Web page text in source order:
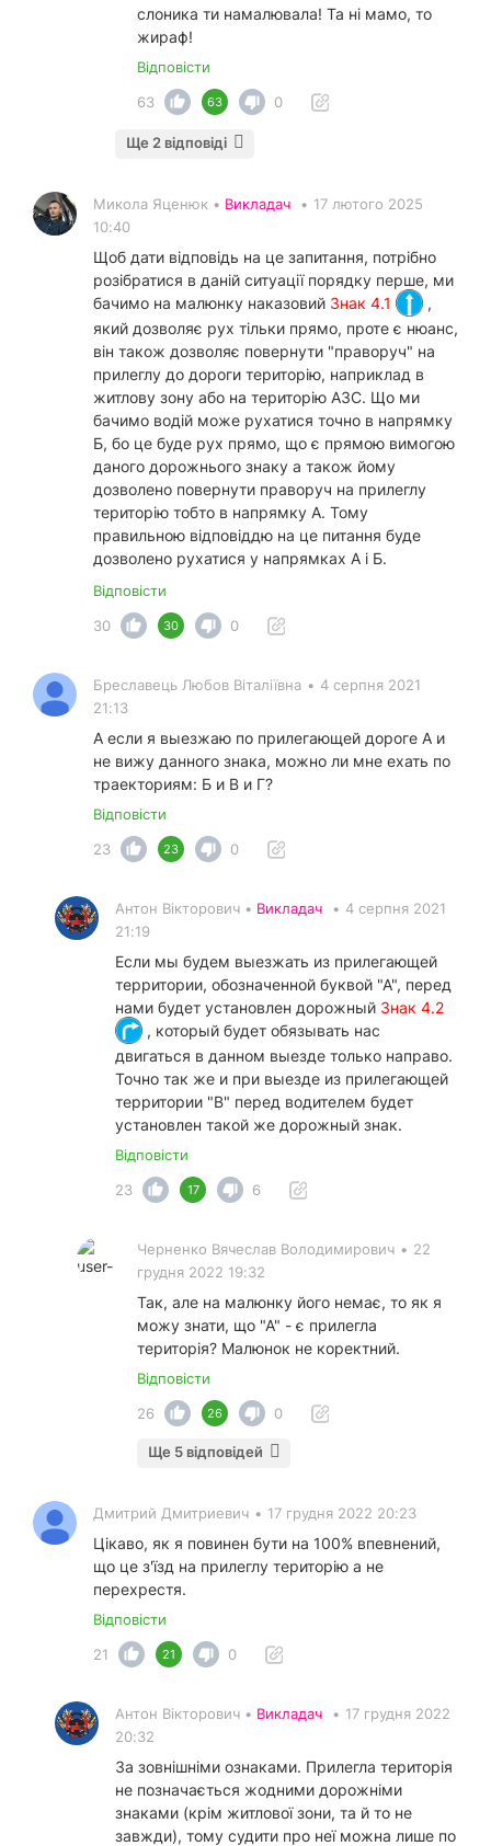
слоника ти намалювала! Та ні мамо, то
жираф!
Відповісти
63
63 0
Ще 2 відповіді
Микола Яценюк • Викладач • 17 лютого 2025
10:40
Щоб дати відповідь на це запитання, потрібно
розібратися в даній ситуації порядку перше, ми
бачимо на малюнку наказовий Знак 4.1
,
який дозволяє рух тільки прямо, проте є нюанс,
він також дозволяє повернути "праворуч" на
прилеглу до дороги територію, наприклад в
житлову зону або на територію АЗС. Що ми
бачимо водій може рухатися точно в напрямку
Б, бо це буде рух прямо, що є прямою вимогою
даного дорожнього знаку а також йому
дозволено повернути праворуч на прилеглу
територію тобто в напрямку А. Тому
правильною відповіддю на це питання буде
дозволено рухатися у напрямках А і Б.
Відповісти
30
30 0
Бреславець Любов Віталіївна • 4 серпня 2021
21:13
А если я выезжаю по прилегающей дороге А и
не вижу данного знака, можно ли мне ехать по
траекториям: Б и В и Г?
Відповісти
23
23 0
Антон Вікторович • Викладач • 4 серпня 2021
21:19
Если мы будем выезжать из прилегающей
территории, обозначенной буквой "А", перед
нами будет установлен дорожный Знак 4.2
, который будет обязывать нас
двигаться в данном выезде только направо.
Точно так же и при выезде из прилегающей
территории "В" перед водителем будет
установлен такой же дорожный знак.
Відповісти
23
17 6
Черненко Вячеслав Вoлoдимирович • 22
грудня 2022 19:32
Так, але на малюнку його немає, то як я
можу знати, що "А" - є прилегла
територія? Малюнок не коректний.
Відповісти
26
26 0
Ще 5 відповідей
Дмитрий Дмитриевич • 17 грудня 2022 20:23
Цікаво, як я повинен бути на 100% впевнений,
що це з'їзд на прилеглу територію а не
перехрестя.
Відповісти
21
21 0
Антон Вікторович • Викладач • 17 грудня 2022
20:32
За зовнішніми ознаками. Прилегла територія
не позначається жодними дорожніми
знаками (крім житлової зони, та й то не
завжди), тому судити про неї можна лише по